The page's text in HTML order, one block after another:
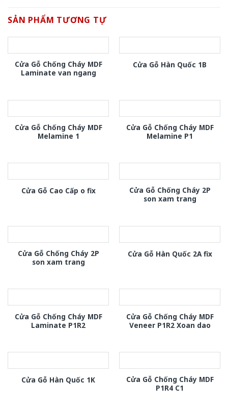
SẢN PHẨM TƯƠNG TỰ
Cửa Gỗ Chống Cháy MDF
Laminate van ngang
Cửa Gỗ Hàn Quốc 1B
Cửa Gỗ Chống Cháy MDF
Melamine 1
Cửa Gỗ Chống Cháy MDF
Melamine P1
Cửa Gỗ Cao Cấp o fix
Cửa Gỗ Chống Cháy 2P
son xam trang
Cửa Gỗ Chống Cháy 2P
son xam trang
Cửa Gỗ Hàn Quốc 2A fix
Cửa Gỗ Chống Cháy MDF
Laminate P1R2
Cửa Gỗ Chống Cháy MDF
Veneer P1R2 Xoan dao
Cửa Gỗ Hàn Quốc 1K
Cửa Gỗ Chống Cháy MDF
P1R4 C1